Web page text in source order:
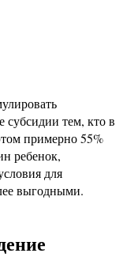
субсидии тем, кто в
примерно 55%
ребенок,
для
выгодными.